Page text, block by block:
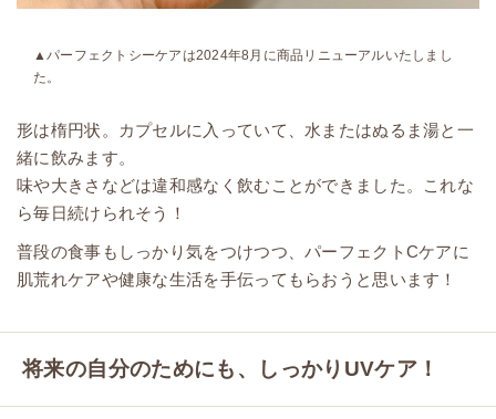
▲パーフェクトシーケアは2024年8月に商品リニューアルいたしまし
た。
形は楕円状。カプセルに入っていて、水またはぬるま湯と一
緒に飲みます。
味や大きさなどは違和感なく飲むことができました。これな
ら毎日続けられそう！
普段の食事もしっかり気をつけつつ、パーフェクトCケアに
肌荒れケアや健康な生活を手伝ってもらおうと思います！
将来の自分のためにも、しっかりUVケア！